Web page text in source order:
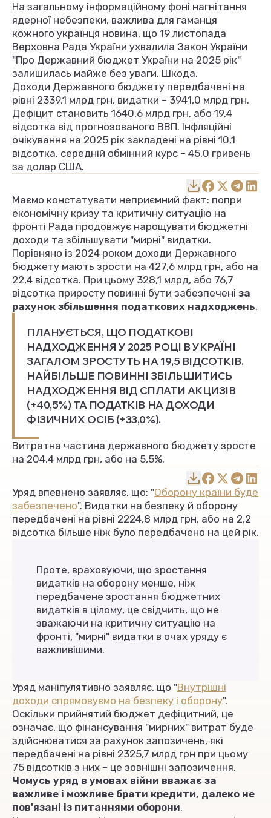
На загальному інформаційному фоні нагнітання
ядерної небезпеки, важлива для гаманця
кожного українця новина, що 19 листопада
Верховна Рада України ухвалила Закон України
"Про Державний бюджет України на 2025 рік"
залишилась майже без уваги. Шкода.
Доходи Державного бюджету передбачені на
рівні 2339,1 млрд грн, видатки – 3941,0 млрд грн.
Дефіцит становить 1640,6 млрд грн, або 19,4
відсотка від прогнозованого ВВП. Інфляційні
очікування на 2025 рік закладені на рівні 10,1
відсотка, середній обмінний курс – 45,0 гривень
за долар США.
Маємо констатувати неприємний факт: попри
економічну кризу та критичну ситуацію на
фронті Рада продовжує нарощувати бюджетні
доходи та збільшувати "мирні" видатки.
Порівняно із 2024 роком доходи Державного
бюджету мають зрости на 427,6 млрд грн, або на
22,4 відсотка. При цьому 328,1 млрд, або 76,7
відсотка приросту повинні бути забезпечені за
рахунок збільшення податкових надходжень.
ПЛАНУЄТЬСЯ, ЩО ПОДАТКОВІ
НАДХОДЖЕННЯ У 2025 РОЦІ В УКРАЇНІ
ЗАГАЛОМ ЗРОСТУТЬ НА 19,5 ВІДСОТКІВ.
НАЙБІЛЬШЕ ПОВИННІ ЗБІЛЬШИТИСЬ
НАДХОДЖЕННЯ ВІД СПЛАТИ АКЦИЗІВ
(+40,5%) ТА ПОДАТКІВ НА ДОХОДИ
ФІЗИЧНИХ ОСІБ (+33,0%).
Витратна частина державного бюджету зросте
на 204,4 млрд грн, або на 5,5%.
Уряд впевнено заявляє, що: "Оборону країни буде
забезпечено". Видатки на безпеку й оборону
передбачені на рівні 2224,8 млрд грн, або на 2,2
відсотка більше ніж було передбачено на цей рік.
Проте, враховуючи, що зростання
видатків на оборону менше, ніж
передбачене зростання бюджетних
видатків в цілому, це свідчить, що не
зважаючи на критичну ситуацію на
фронті, "мирні" видатки в очах уряду є
важливішими.
Уряд маніпулятивно заявляє, що "Внутрішні
доходи спрямовуємо на безпеку і оборону".
Оскільки прийнятий бюджет дефіцитний, це
означає, що фінансування "мирних" витрат буде
здійснюватися за рахунок запозичень, які
передбачені на рівні 2325,7 млрд грн при цьому
75 відсотків з них – це зовнішні запозичення.
Чомусь уряд в умовах війни вважає за
важливе і можливе брати кредити, далеко не
пов'язані із питаннями оборони.